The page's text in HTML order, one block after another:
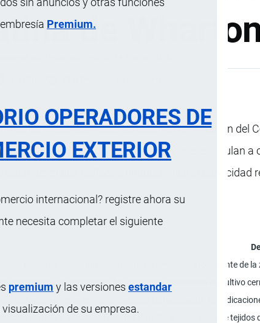
Premium.
OPERADORES DE
EXTERIOR
internacional? registre ahora su
necesita completar el siguiente
premium y las versiones estandar
de su empresa.
de
Mesenquimales de Gelatina de Wharton del
producir factores tróficos bioactivos que estimulan a
de tejidos dañados (inducción de la capacidad
troncales mesenquimales del tejido umbilical, proveniente de
sometidas a un proceso de bio expansión en sistema de cultivo
aplicación directa en zonas que será tratada según las
Estimula a las células vecinas a iniciar la reparación de